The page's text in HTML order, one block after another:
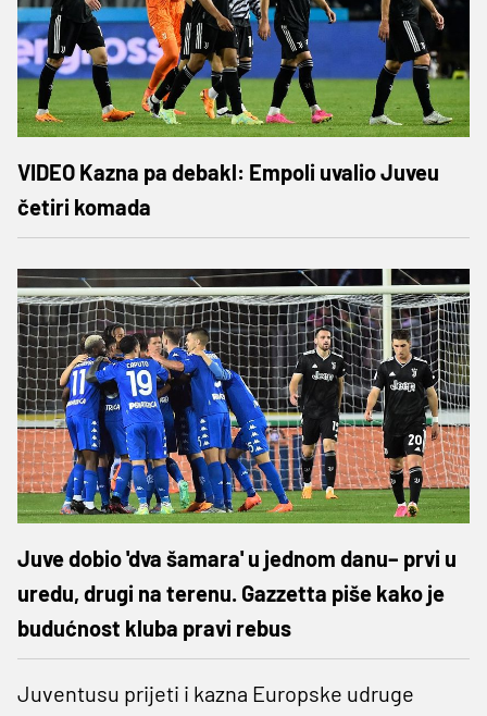
VIDEO Kazna pa debakl: Empoli uvalio Juveu
četiri komada
Juve dobio 'dva šamara' u jednom danu– prvi u
uredu, drugi na terenu. Gazzetta piše kako je
budućnost kluba pravi rebus
Juventusu prijeti i kazna Europske udruge